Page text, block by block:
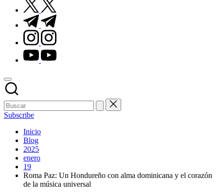
t.me
instagram.com
youtube.com
Subscribe
Inicio
Blog
2025
enero
19
Roma Paz: Un Hondureño con alma dominicana y el corazón
de la música universal